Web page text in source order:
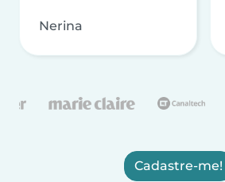
Nerina
Cadastre-me!